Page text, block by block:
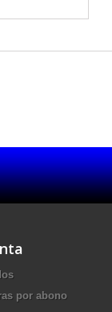
por abono